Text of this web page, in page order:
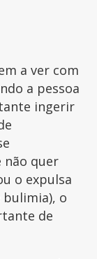
a ver com
a pessoa
ingerir
não quer
o expulsa
o
de